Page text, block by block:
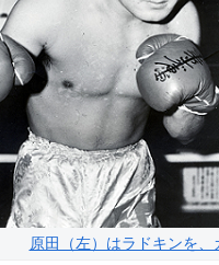
原田（左）はラドキンを